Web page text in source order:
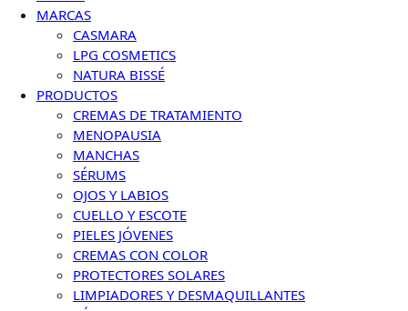
MARCAS
CASMARA
LPG COSMETICS
NATURA BISSÉ
PRODUCTOS
CREMAS DE TRATAMIENTO
MENOPAUSIA
MANCHAS
SÉRUMS
OJOS Y LABIOS
CUELLO Y ESCOTE
PIELES JÓVENES
CREMAS CON COLOR
PROTECTORES SOLARES
LIMPIADORES Y DESMAQUILLANTES